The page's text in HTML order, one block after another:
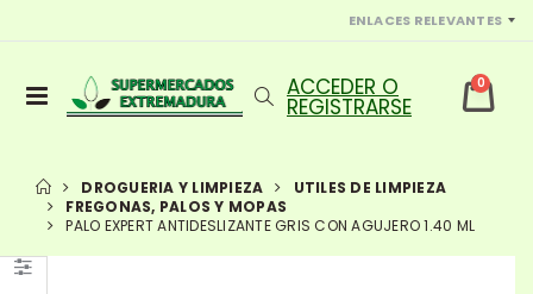
ENLACES RELEVANTES
0
DROGUERIA Y LIMPIEZA
UTILES DE LIMPIEZA
FREGONAS, PALOS Y MOPAS
PALO EXPERT ANTIDESLIZANTE GRIS CON AGUJERO 1.40 ML